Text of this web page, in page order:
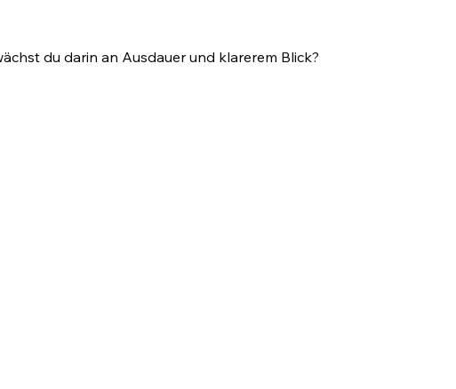
du darin an Ausdauer und klarerem Blick?